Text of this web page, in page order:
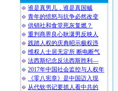
谁是真男儿，谁是真国贼
青年的愤怒与抗争必然改变
供销社和食堂死灰复燃？
重判商界良心耿潇男反映人
践踏人权的庆典昭示极权违
维权人士居无定所 断电断气
法西斯纪念反法西斯胜利—
2017年中国社会监控与人权年
《零八宪章》是中国迈入现
从代钦书记要抓人看中共的